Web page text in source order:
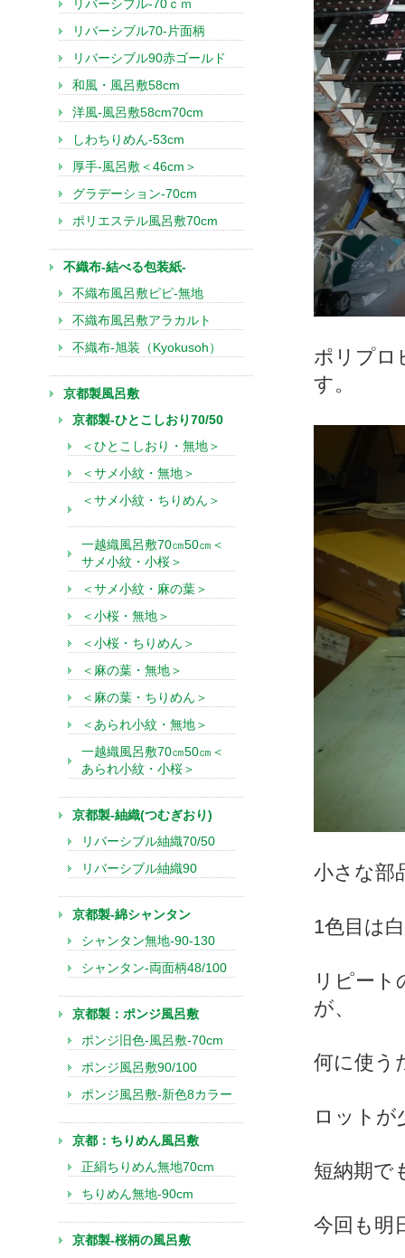
ポリプロ
す。
小さな部
1色目は
リピート
が、
何に使う
ロットが
短納期で
今回も明
リバーシブル-70ｃｍ
リバーシブル70-片面柄
リバーシブル90赤ゴールド
和風・風呂敷58cm
洋風-風呂敷58cm70cm
しわちりめん-53cm
厚手-風呂敷＜46cm＞
グラデーション-70cm
ポリエステル風呂敷70cm
不織布-結べる包装紙-
不織布風呂敷ピピ-無地
不織布風呂敷アラカルト
不織布-旭装（Kyokusoh）
京都製風呂敷
京都製-ひとこしおり70/50
＜ひとこしおり・無地＞
＜サメ小紋・無地＞
＜サメ小紋・ちりめん＞
一越織風呂敷70㎝50㎝＜
サメ小紋・小桜＞
＜サメ小紋・麻の葉＞
＜小桜・無地＞
＜小桜・ちりめん＞
＜麻の葉・無地＞
＜麻の葉・ちりめん＞
＜あられ小紋・無地＞
一越織風呂敷70㎝50㎝＜
あられ小紋・小桜＞
京都製-紬織(つむぎおり)
リバーシブル紬織70/50
リバーシブル紬織90
京都製-綿シャンタン
シャンタン無地-90-130
シャンタン-両面柄48/100
京都製：ポンジ風呂敷
ポンジ旧色-風呂敷-70cm
ポンジ風呂敷90/100
ポンジ風呂敷-新色8カラー
京都：ちりめん風呂敷
正絹ちりめん無地70cm
ちりめん無地-90cm
京都製-桜柄の風呂敷